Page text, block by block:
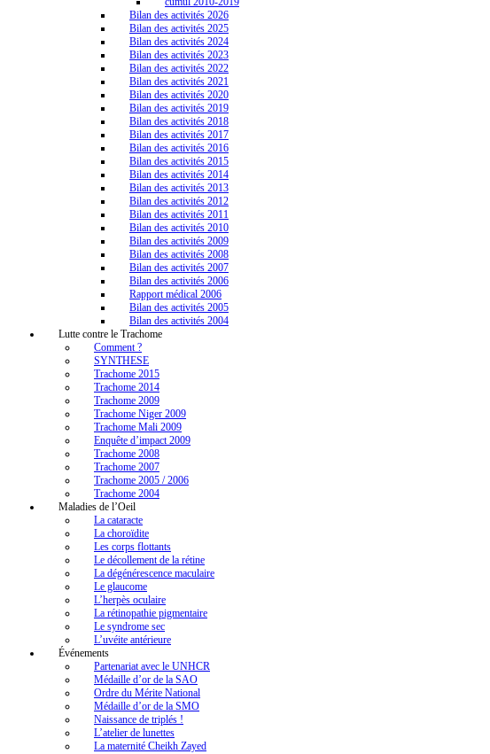
Bilan des activités 2026
Bilan des activités 2025
Bilan des activités 2024
Bilan des activités 2023
Bilan des activités 2022
Bilan des activités 2021
Bilan des activités 2020
Bilan des activités 2019
Bilan des activités 2018
Bilan des activités 2017
Bilan des activités 2016
Bilan des activités 2015
Bilan des activités 2014
Bilan des activités 2013
Bilan des activités 2012
Bilan des activités 2011
Bilan des activités 2010
Bilan des activités 2009
Bilan des activités 2008
Bilan des activités 2007
Bilan des activités 2006
Rapport médical 2006
Bilan des activités 2005
Bilan des activités 2004
Lutte contre le Trachome
Comment ?
SYNTHESE
Trachome 2015
Trachome 2014
Trachome 2009
Trachome Niger 2009
Trachome Mali 2009
Enquête d’impact 2009
Trachome 2008
Trachome 2007
Trachome 2005 / 2006
Trachome 2004
Maladies de l’Oeil
La cataracte
La choroïdite
Les corps flottants
Le décollement de la rétine
La dégénérescence maculaire
Le glaucome
L’herpès oculaire
La rétinopathie pigmentaire
Le syndrome sec
L’uvéite antérieure
Événements
Partenariat avec le UNHCR
Médaille d’or de la SAO
Ordre du Mérite National
Médaille d’or de la SMO
Naissance de triplés !
L’atelier de lunettes
La maternité Cheikh Zayed